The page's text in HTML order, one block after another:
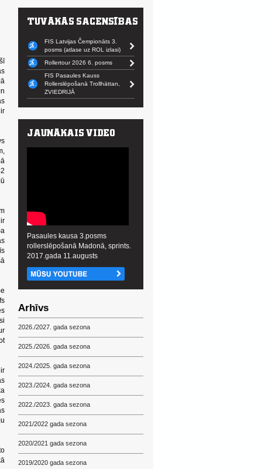
FIS Latvijas Čempionāts 3.
posms (atlase uz ROL izlasi)
Rollertour 2026 6. posms
FIS Pasaules Kauss
Rollerslēpošanā Trollhättan,
ZVIEDRIJĀ
Pasaules kausa 3.posms
rollerslēpošanā Madonā, sprints.
2017.gada 11.augusts
Arhīvs
2026./2027. gada sezona
2025./2026. gada sezona
2024./2025. gada sezona
2023./2024. gada sezona
2022./2023. gada sezona
2021/2022 gada sezona
2020/2021 gada sezona
2019/2020 gada sezona